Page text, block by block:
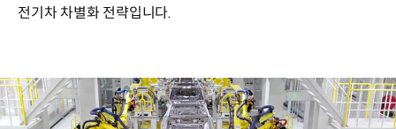
전기차 차별화 전략입니다.